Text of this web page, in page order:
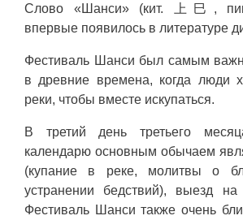
Слово «Шанси» (кит. 上巳,
впервые появилось в литературе
Фестиваль Шанси был самым
в древние времена, когда люди
реки, чтобы вместе искупаться.
В третий день третьего
календарю основным обычаем
(купание в реке, молитвы о
устранении бедствий), выезд
Фестиваль Шанси также очень